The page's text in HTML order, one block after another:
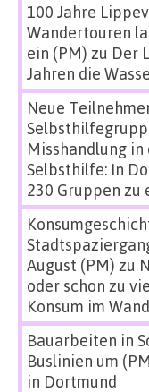
100 Jahre
Wandertouren
ein (PM) zu Der
Jahren die
Neue
Misshandlung
Selbsthilfe: In
230 Gruppen zu
August (PM) zu
oder schon zu
Konsum im
Bauarbeiten in
Buslinien um
in Dortmund